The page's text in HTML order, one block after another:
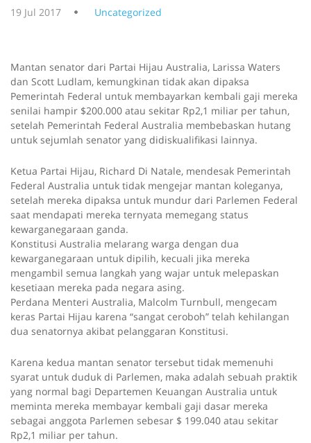
19 Jul 2017 Uncategorized
Mantan senator dari Partai Hijau Australia, Larissa Waters
dan Scott Ludlam, kemungkinan tidak akan dipaksa
Pemerintah Federal untuk membayarkan kembali gaji mereka
senilai hampir $200.000 atau sekitar Rp2,1 miliar per tahun,
setelah Pemerintah Federal Australia membebaskan hutang
untuk sejumlah senator yang didiskualifikasi lainnya.
Ketua Partai Hijau, Richard Di Natale, mendesak Pemerintah
Federal Australia untuk tidak mengejar mantan koleganya,
setelah mereka dipaksa untuk mundur dari Parlemen Federal
saat mendapati mereka ternyata memegang status
kewarganegaraan ganda.
Konstitusi Australia melarang warga dengan dua
kewarganegaraan untuk dipilih, kecuali jika mereka
mengambil semua langkah yang wajar untuk melepaskan
kesetiaan mereka pada negara asing.
Perdana Menteri Australia, Malcolm Turnbull, mengecam
keras Partai Hijau karena “sangat ceroboh” telah kehilangan
dua senatornya akibat pelanggaran Konstitusi.
Karena kedua mantan senator tersebut tidak memenuhi
syarat untuk duduk di Parlemen, maka adalah sebuah praktik
yang normal bagi Departemen Keuangan Australia untuk
meminta mereka membayar kembali gaji dasar mereka
sebagai anggota Parlemen sebesar $ 199.040 atau sekitar
Rp2,1 miliar per tahun.